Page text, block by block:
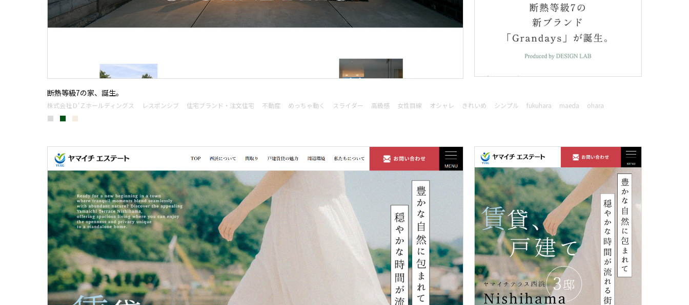
断熱等級7の家、誕生。
株式会社Ｄ‘Ｚホールディングス レスポンシブ 住宅ブランド・注文住宅 不動産 めっちゃ動く スライダー 高級感 女性目線 オシャレ きれいめ シンプル fukuhara maeda ohara
■ ■ ■